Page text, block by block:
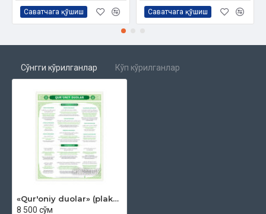
Саватчага қўшиш Саватчага қўшиш
Сўнгги кўрилганлар Кўп кўрилганлар
«Qur'oniy duolar» (plakat)
8 500 сўм